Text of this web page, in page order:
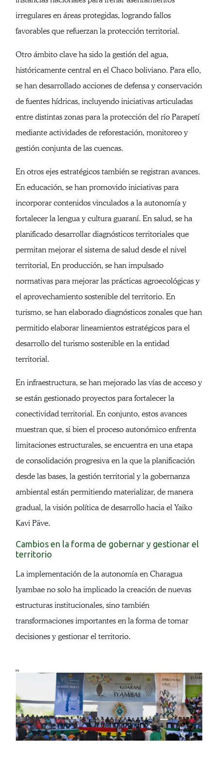
irregulares en áreas protegidas, logrando fallos
favorables que refuerzan la protección territorial.
Otro ámbito clave ha sido la gestión del agua,
históricamente central en el Chaco boliviano. Para ello,
se han desarrollado acciones de defensa y conservación
de fuentes hídricas, incluyendo iniciativas articuladas
entre distintas zonas para la protección del río Parapetí
mediante actividades de reforestación, monitoreo y
gestión conjunta de las cuencas.
En otros ejes estratégicos también se registran avances.
En educación, se han promovido iniciativas para
incorporar contenidos vinculados a la autonomía y
fortalecer la lengua y cultura guaraní. En salud, se ha
planificado desarrollar diagnósticos territoriales que
permitan mejorar el sistema de salud desde el nivel
territorial, En producción, se han impulsado
normativas para mejorar las prácticas agroecológicas y
el aprovechamiento sostenible del territorio. En
turismo, se han elaborado diagnósticos zonales que han
permitido elaborar lineamientos estratégicos para el
desarrollo del turismo sostenible en la entidad
territorial.
En infraestructura, se han mejorado las vías de acceso y
se están gestionado proyectos para fortalecer la
conectividad territorial. En conjunto, estos avances
muestran que, si bien el proceso autonómico enfrenta
limitaciones estructurales, se encuentra en una etapa
de consolidación progresiva en la que la planificación
desde las bases, la gestión territorial y la gobernanza
ambiental están permitiendo materializar, de manera
gradual, la visión política de desarrollo hacia el Yaiko
Kavi Päve.
Cambios en la forma de gobernar y gestionar el
territorio
La implementación de la autonomía en Charagua
Iyambae no solo ha implicado la creación de nuevas
estructuras institucionales, sino también
transformaciones importantes en la forma de tomar
decisiones y gestionar el territorio.